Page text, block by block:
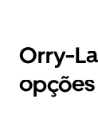
Orry-